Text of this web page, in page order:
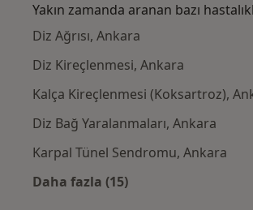
Yakın zamanda aranan bazı
Diz Ağrısı, Ankara
Diz Kireçlenmesi, Ankara
Kalça Kireçlenmesi (Koksartroz),
Diz Bağ Yaralanmaları, Ankara
Karpal Tünel Sendromu, Ankara
Daha fazla (15)